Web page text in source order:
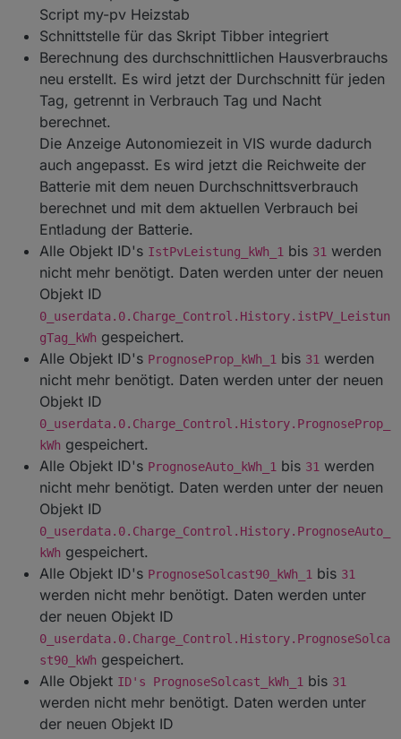
Script my-pv Heizstab
Schnittstelle für das Skript Tibber integriert
Berechnung des durchschnittlichen Hausverbrauchs
neu erstellt. Es wird jetzt der Durchschnitt für jeden
Tag, getrennt in Verbrauch Tag und Nacht
berechnet.
Die Anzeige Autonomiezeit in VIS wurde dadurch
auch angepasst. Es wird jetzt die Reichweite der
Batterie mit dem neuen Durchschnittsverbrauch
berechnet und mit dem aktuellen Verbrauch bei
Entladung der Batterie.
Alle Objekt ID's IstPvLeistung_kWh_1 bis 31 werden
nicht mehr benötigt. Daten werden unter der neuen
Objekt ID
0_userdata.0.Charge_Control.History.istPV_Leistun
gTag_kWh gespeichert.
Alle Objekt ID's PrognoseProp_kWh_1 bis 31 werden
nicht mehr benötigt. Daten werden unter der neuen
Objekt ID
0_userdata.0.Charge_Control.History.PrognoseProp_
kWh gespeichert.
Alle Objekt ID's PrognoseAuto_kWh_1 bis 31 werden
nicht mehr benötigt. Daten werden unter der neuen
Objekt ID
0_userdata.0.Charge_Control.History.PrognoseAuto_
kWh gespeichert.
Alle Objekt ID's PrognoseSolcast90_kWh_1 bis 31
werden nicht mehr benötigt. Daten werden unter
der neuen Objekt ID
0_userdata.0.Charge_Control.History.PrognoseSolca
st90_kWh gespeichert.
Alle Objekt ID's PrognoseSolcast_kWh_1 bis 31
werden nicht mehr benötigt. Daten werden unter
der neuen Objekt ID